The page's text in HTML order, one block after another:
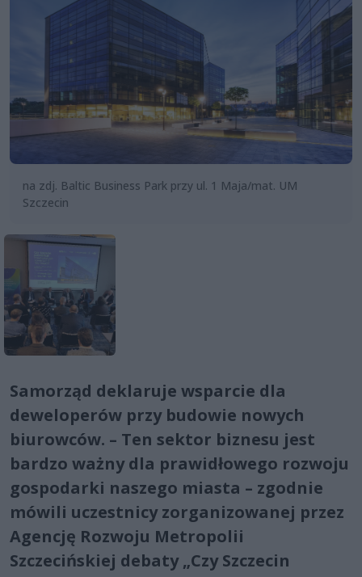
na zdj. Baltic Business Park przy ul. 1 Maja/mat. UM
Szczecin
Samorząd deklaruje wsparcie dla
deweloperów przy budowie nowych
biurowców. – Ten sektor biznesu jest
bardzo ważny dla prawidłowego rozwoju
gospodarki naszego miasta – zgodnie
mówili uczestnicy zorganizowanej przez
Agencję Rozwoju Metropolii
Szczecińskiej debaty „Czy Szczecin